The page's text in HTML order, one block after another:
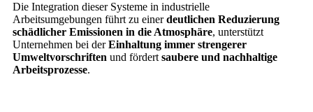
Die Integration dieser Systeme in industrielle
Arbeitsumgebungen führt zu einerdeutlichen Reduzierung
schädlicher Emissionen in die Atmosphäre, unterstützt
Unternehmen bei derEinhaltung immer strengerer
Umweltvorschriften und fördertsaubere und nachhaltige
Arbeitsprozesse.